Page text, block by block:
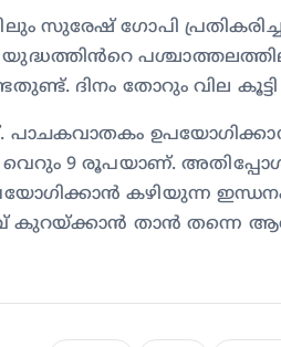
സുരേഷ് ഗോപി
ദിനം തോറും വില കൂട്ടി
പാചകവാതകം
9 രൂപയാണ്.
കഴിയുന്ന
കുറയ്ക്കാൻ താൻ തന്നെ